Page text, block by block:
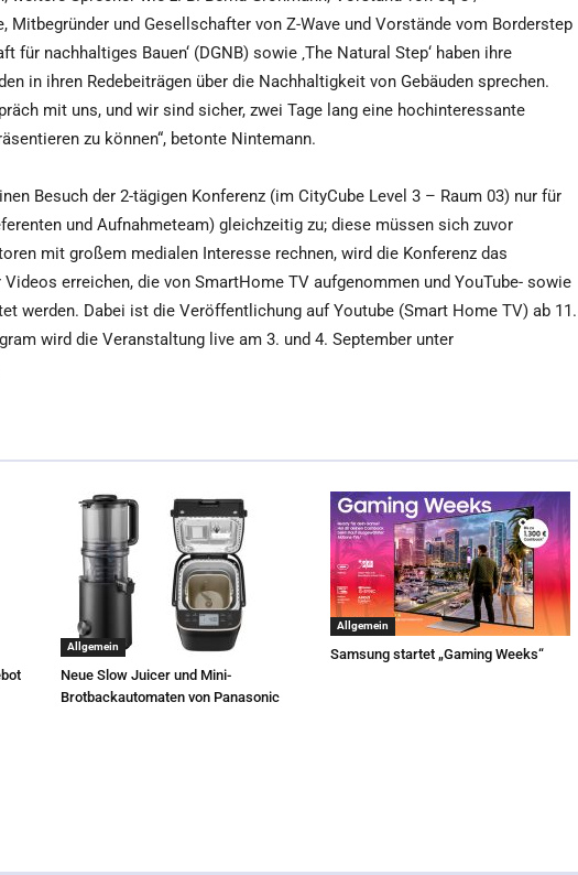
Mitbegründer und Gesellschafter von Z-Wave und Vorstände vom Borderstep
für nachhaltiges Bauen‘ (DGNB) sowie ‚The Natural Step‘ haben ihre
in ihren Redebeiträgen über die Nachhaltigkeit von Gebäuden sprechen.
mit uns, und wir sind sicher, zwei Tage lang eine hochinteressante
zu können“, betonte Nintemann.
Besuch der 2-tägigen Konferenz (im CityCube Level 3 – Raum 03) nur für
und Aufnahmeteam) gleichzeitig zu; diese müssen sich zuvor
mit großem medialen Interesse rechnen, wird die Konferenz das
erreichen, die von SmartHome TV aufgenommen und YouTube- sowie
werden. Dabei ist die Veröffentlichung auf Youtube (Smart Home TV) ab 11.
wird die Veranstaltung live am 3. und 4. September unter
Allgemein
Neue Slow Juicer und Mini-
Brotbackautomaten von Panasonic
Allgemein
Samsung startet „Gaming Weeks“